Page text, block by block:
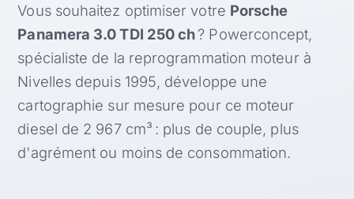
Vous souhaitez optimiser votre Porsche
Panamera 3.0 TDI 250 ch? Powerconcept,
spécialiste de la reprogrammation moteur à
Nivelles depuis 1995, développe une
cartographie sur mesure pour ce moteur
diesel de 2 967 cm³ : plus de couple, plus
d'agrément ou moins de consommation.